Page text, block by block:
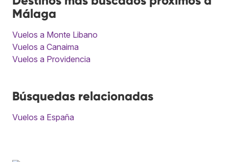
Málaga
Vuelos a Monte Libano
Vuelos a Canaima
Vuelos a Providencia
Búsquedas relacionadas
Vuelos a España